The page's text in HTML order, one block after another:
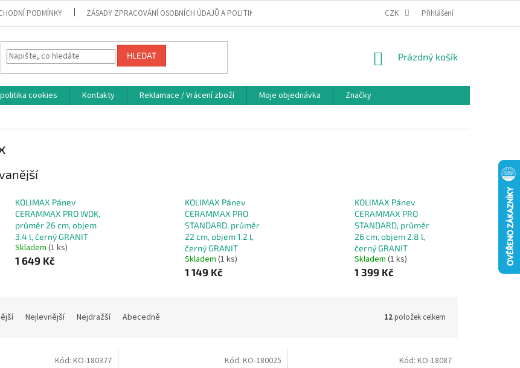
PODMÍNKY ZÁSADY ZPRACOVÁNÍ OSOBNÍCH ÚDAJŮ A POLITIKA COOKIES CZK Přihlášení
HLEDAT
NÁKUPNÍ
Prázdný košík
cookies Kontakty Reklamace / Vrácení zboží Moje objednávka
Značky
KOLIMAX Pánev
CERAMMAX PRO WOK,
průměr 26 cm, objem
3.4 l, černý GRANIT
Skladem (1 ks)
1 649 Kč
KOLIMAX Pánev
CERAMMAX PRO
STANDARD, průměr
22 cm, objem 1.2 l,
černý GRANIT
Skladem (1 ks)
1 149 Kč
KOLIMAX Pánev
CERAMMAX PRO
STANDARD, průměr
26 cm, objem 2.8 l,
černý GRANIT
Skladem (1 ks)
1 399 Kč
Nejlevnější Nejdražší Abecedně 12položek celkem
Kód: KO-180377 Kód: KO-180025 Kód: KO-18087